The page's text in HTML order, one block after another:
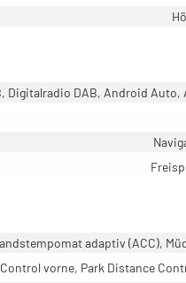
Digitalradio DAB, Android Auto,
adaptiv (ACC),
vorne, Park Distance